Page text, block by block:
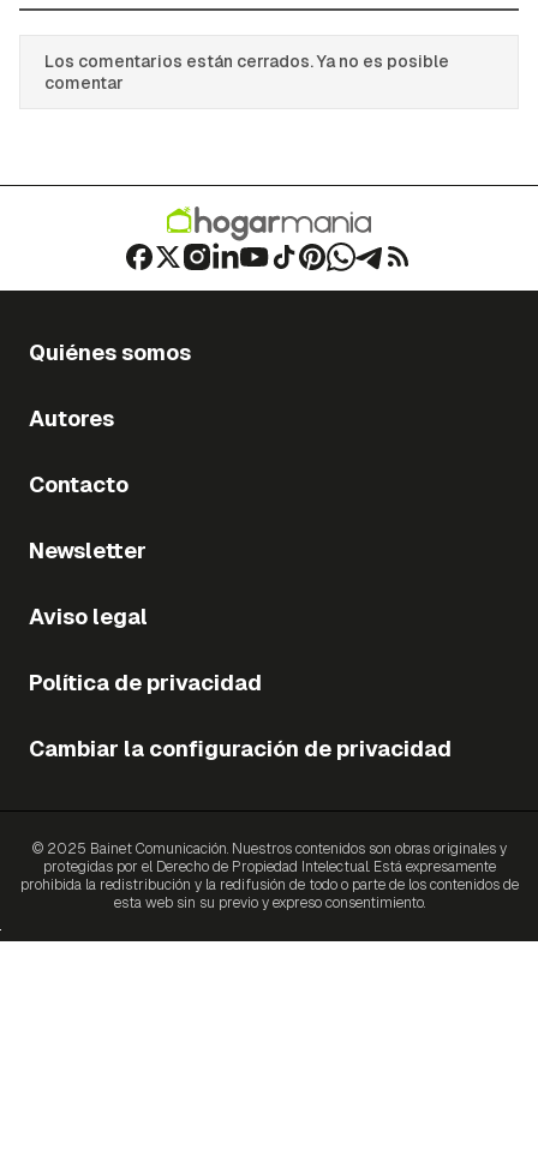
Los comentarios están cerrados. Ya no es posible
comentar
Quiénes somos
Autores
Contacto
Newsletter
Aviso legal
Política de privacidad
Cambiar la configuración de privacidad
© 2025 Bainet Comunicación. Nuestros contenidos son obras originales y
protegidas por el Derecho de Propiedad Intelectual. Está expresamente
prohibida la redistribución y la redifusión de todo o parte de los contenidos de
esta web sin su previo y expreso consentimiento.